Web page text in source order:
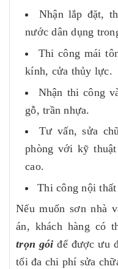
Nhận lắp đặt,
nước dân dụng
Thi công mái
kính, cửa thủy lực.
Nhận thi công
gỗ, trần nhựa.
Tư vấn, sửa
phòng với kỹ
cao.
Thi công nội
Nếu muốn sơn nhà
án, khách hàng có
trọn gói để được ưu
tối đa chi phí sửa